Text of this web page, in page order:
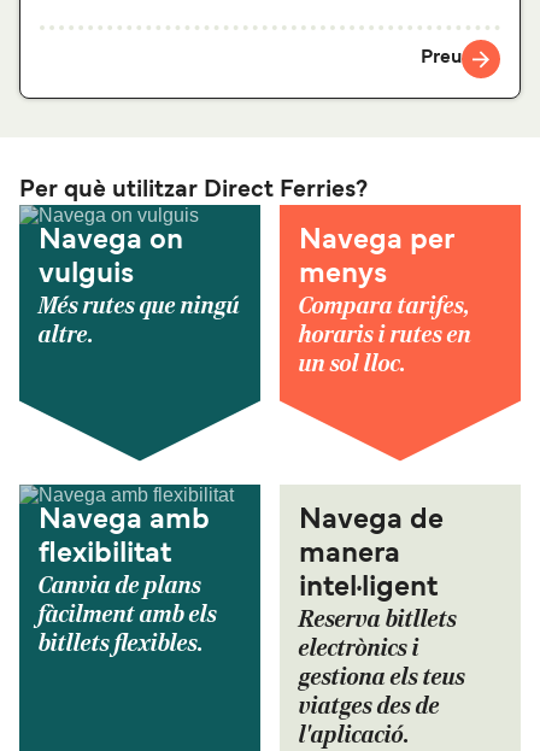
Preu
Per què utilitzar Direct Ferries?
Navega on
vulguis
Més rutes que ningú
altre.
Navega per
menys
Compara tarifes,
horaris i rutes en
un sol lloc.
Navega amb
flexibilitat
Canvia de plans
fàcilment amb els
bitllets flexibles.
Navega de
manera
intel·ligent
Reserva bitllets
electrònics i
gestiona els teus
viatges des de
l'aplicació.